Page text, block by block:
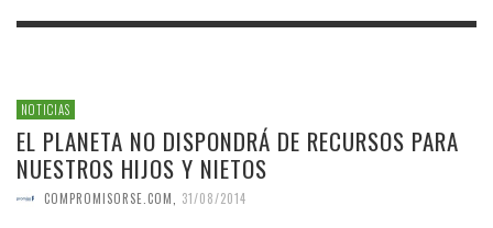
NOTICIAS
EL PLANETA NO DISPONDRÁ DE RECURSOS PARA
NUESTROS HIJOS Y NIETOS
COMPROMISORSE.COM 31/08/2014